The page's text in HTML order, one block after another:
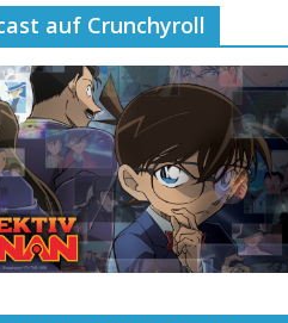
auf Crunchyroll